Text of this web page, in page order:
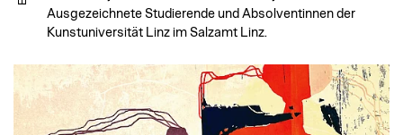
Ausgezeichnete Studierende und Absolventinnen der
Kunstuniversität Linz im Salzamt Linz.